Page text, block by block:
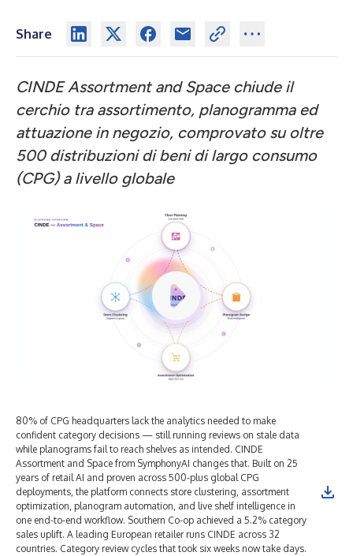
Share
CINDE Assortment and Space chiude il
cerchio tra assortimento, planogramma ed
attuazione in negozio, comprovato su oltre
500 distribuzioni di beni di largo consumo
(CPG) a livello globale
80% of CPG headquarters lack the analytics needed to make
confident category decisions — still running reviews on stale data
while planograms fail to reach shelves as intended. CINDE
Assortment and Space from SymphonyAI changes that. Built on 25
years of retail AI and proven across 500-plus global CPG
deployments, the platform connects store clustering, assortment
optimization, planogram automation, and live shelf intelligence in
one end-to-end workflow. Southern Co-op achieved a 5.2% category
sales uplift. A leading European retailer runs CINDE across 32
countries. Category review cycles that took six weeks now take days.